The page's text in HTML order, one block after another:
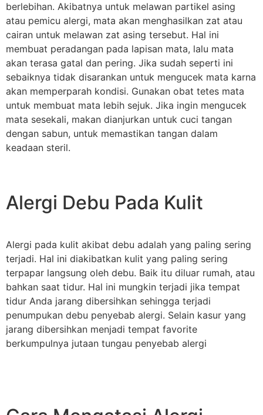
berlebihan. Akibatnya untuk melawan partikel asing
atau pemicu alergi, mata akan menghasilkan zat atau
cairan untuk melawan zat asing tersebut. Hal ini
membuat peradangan pada lapisan mata, lalu mata
akan terasa gatal dan pering. Jika sudah seperti ini
sebaiknya tidak disarankan untuk mengucek mata karna
akan memperparah kondisi. Gunakan obat tetes mata
untuk membuat mata lebih sejuk. Jika ingin mengucek
mata sesekali, makan dianjurkan untuk cuci tangan
dengan sabun, untuk memastikan tangan dalam
keadaan steril.
Alergi Debu Pada Kulit
Alergi pada kulit akibat debu adalah yang paling sering
terjadi. Hal ini diakibatkan kulit yang paling sering
terpapar langsung oleh debu. Baik itu diluar rumah, atau
bahkan saat tidur. Hal ini mungkin terjadi jika tempat
tidur Anda jarang dibersihkan sehingga terjadi
penumpukan debu penyebab alergi. Selain kasur yang
jarang dibersihkan menjadi tempat favorite
berkumpulnya jutaan tungau penyebab alergi